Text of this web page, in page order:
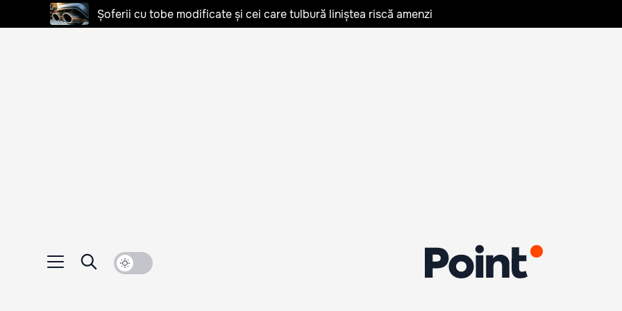
Șoferii cu tobe modificate și cei care tulbură liniștea riscă amenzi